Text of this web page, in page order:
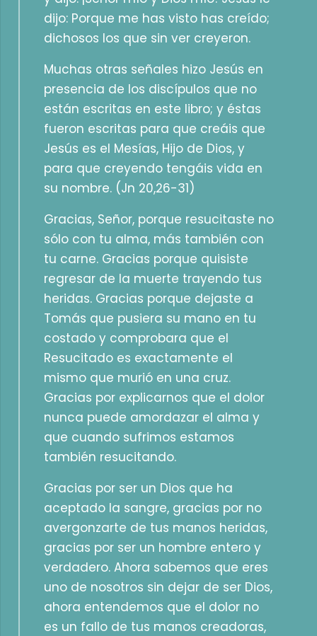
dijo: Porque me has visto has creído;
dichosos los que sin ver creyeron.
Muchas otras señales hizo Jesús en
presencia de los discípulos que no
están escritas en este libro; y éstas
fueron escritas para que creáis que
Jesús es el Mesías, Hijo de Dios, y
para que creyendo tengáis vida en
su nombre. (Jn 20,26-31)
Gracias, Señor, porque resucitaste no
sólo con tu alma, más también con
tu carne. Gracias porque quisiste
regresar de la muerte trayendo tus
heridas. Gracias porque dejaste a
Tomás que pusiera su mano en tu
costado y comprobara que el
Resucitado es exactamente el
mismo que murió en una cruz.
Gracias por explicarnos que el dolor
nunca puede amordazar el alma y
que cuando sufrimos estamos
también resucitando.
Gracias por ser un Dios que ha
aceptado la sangre, gracias por no
avergonzarte de tus manos heridas,
gracias por ser un hombre entero y
verdadero. Ahora sabemos que eres
uno de nosotros sin dejar de ser Dios,
ahora entendemos que el dolor no
es un fallo de tus manos creadoras,